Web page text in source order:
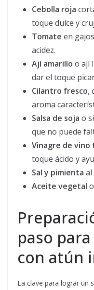
Cebolla roja
toque dulce y
Tomate en
acidez.
Ají amarillo o ají
dar el toque
Cilantro fresco,
aroma
Salsa de soja o
que no puede
Vinagre de
toque ácido y
Sal y pimienta al
Aceite vegetal
paso
con atún
La clave para lograr un